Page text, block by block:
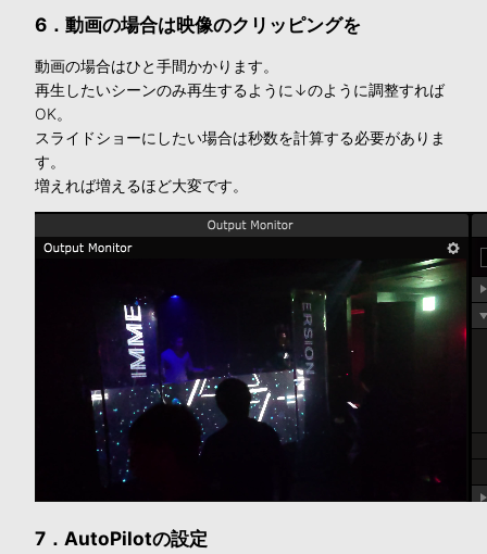
6．動画の場合は映像のクリッピングを
動画の場合はひと手間かかります。
再生したいシーンのみ再生するように↓のように調整すれば
OK。
スライドショーにしたい場合は秒数を計算する必要がありま
す。
増えれば増えるほど大変です。
7．AutoPilotの設定